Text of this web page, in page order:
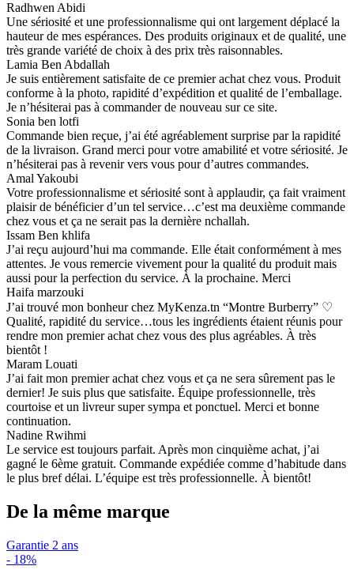
Radhwen Abidi
Une sériosité et une professionnalisme qui ont largement déplacé la
hauteur de mes espérances. Des produits originaux et de qualité, une
très grande variété de choix à des prix très raisonnables.
Lamia Ben Abdallah
Je suis entièrement satisfaite de ce premier achat chez vous. Produit
conforme à la photo, rapidité d’expédition et qualité de l’emballage.
Je n’hésiterai pas à commander de nouveau sur ce site.
Sonia ben lotfi
Commande bien reçue, j’ai été agréablement surprise par la rapidité
de la livraison. Grand merci pour votre amabilité et votre sériosité. Je
n’hésiterai pas à revenir vers vous pour d’autres commandes.
Amal Yakoubi
Votre professionnalisme et sériosité sont à applaudir, ça fait vraiment
plaisir de bénéficier d’un tel service…c’est ma deuxième commande
chez vous et ça ne serait pas la dernière nchallah.
Issam Ben khlifa
J’ai reçu aujourd’hui ma commande. Elle était conformément à mes
attentes. Je vous remercie vivement pour la qualité du produit mais
aussi pour la perfection du service. À la prochaine. Merci
Haifa marzouki
J’ai trouvé mon bonheur chez MyKenza.tn “Montre Burberry” ♡
Qualité, rapidité du service…tous les ingrédients étaient réunis pour
rendre mon premier achat chez vous des plus agréables. À très
bientôt !
Maram Louati
J’ai fait mon premier achat chez vous et ça ne sera sûrement pas le
dernier! Je suis plus que satisfaite. Équipe professionnelle, très
courtoise et un livreur super sympa et ponctuel. Merci et bonne
continuation.
Nadine Rwihmi
Le service est toujours parfait. Après mon cinquième achat, j’ai
gagné le 6ème gratuit. Commande expédiée comme d’habitude dans
le plus bref délai. L’équipe est très professionnelle. À bientôt!
De la même marque
Garantie 2 ans
- 18%